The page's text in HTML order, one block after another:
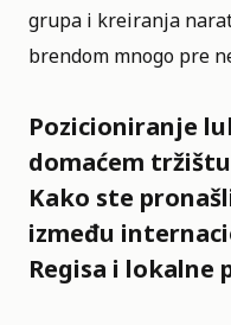
grupa i kreiranja
brendom mnogo pre
Pozicioniranje
domaćem
Kako ste
između
Regisa i lokalne